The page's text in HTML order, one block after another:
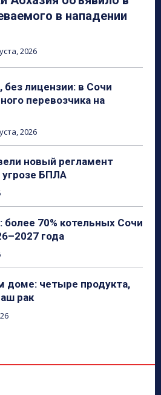
в нападении
2026
без лицензии: в Сочи
перевозчика на
2026
новый регламент
угрозе БПЛА
70% котельных Сочи
года
доме: четыре продукта,
рак